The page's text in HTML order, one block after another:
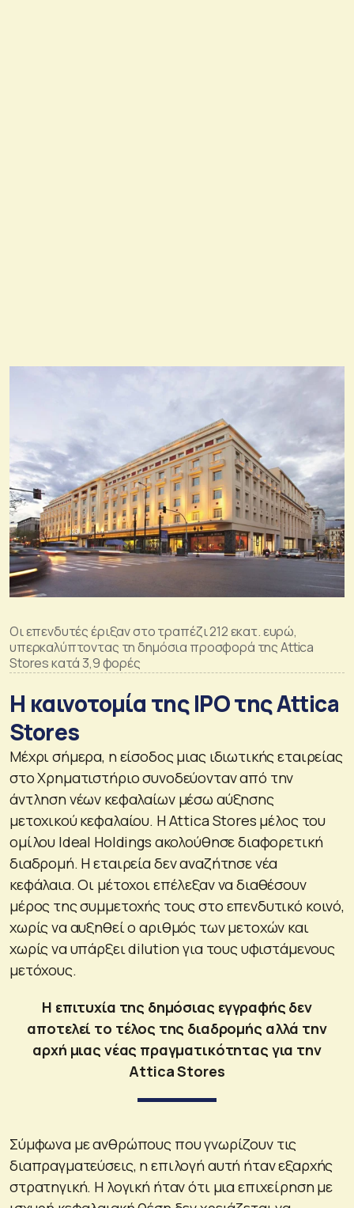
Oι επενδυτές έριξαν στο τραπέζι 212 εκατ. ευρώ,
υπερκαλύπτοντας τη δημόσια προσφορά της Attica
Stores κατά 3,9 φορές
Η καινοτομία της IPO της Attica
Stores
Μέχρι σήμερα, η είσοδος μιας ιδιωτικής εταιρείας
στο Χρηματιστήριο συνοδεύονταν από την
άντληση νέων κεφαλαίων μέσω αύξησης
μετοχικού κεφαλαίου. Η Attica Stores μέλος του
ομίλου Ideal Holdings ακολούθησε διαφορετική
διαδρομή. Η εταιρεία δεν αναζήτησε νέα
κεφάλαια. Οι μέτοχοι επέλεξαν να διαθέσουν
μέρος της συμμετοχής τους στο επενδυτικό κοινό,
χωρίς να αυξηθεί ο αριθμός των μετοχών και
χωρίς να υπάρξει dilution για τους υφιστάμενους
μετόχους.
Η επιτυχία της δημόσιας εγγραφής δεν
αποτελεί το τέλος της διαδρομής αλλά την
αρχή μιας νέας πραγματικότητας για την
Attica Stores
Σύμφωνα με ανθρώπους που γνωρίζουν τις
διαπραγματεύσεις, η επιλογή αυτή ήταν εξαρχής
στρατηγική. Η λογική ήταν ότι μια επιχείρηση με